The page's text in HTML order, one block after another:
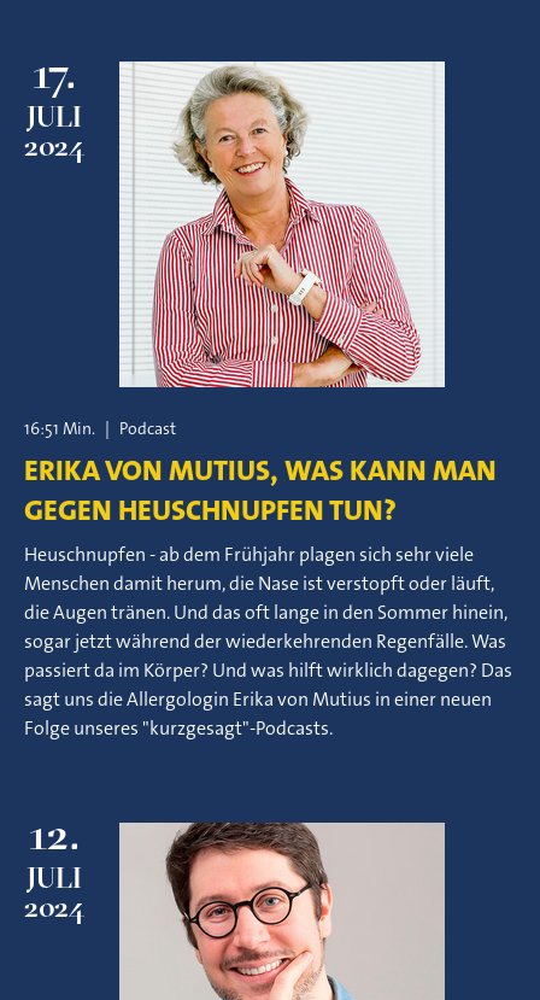
17.
JULI
2024
16:51 Min. | Podcast
ERIKA VON MUTIUS, WAS KANN MAN
GEGEN HEUSCHNUPFEN TUN?
Heuschnupfen - ab dem Frühjahr plagen sich sehr viele
Menschen damit herum, die Nase ist verstopft oder läuft,
die Augen tränen. Und das oft lange in den Sommer hinein,
sogar jetzt während der wiederkehrenden Regenfälle. Was
passiert da im Körper? Und was hilft wirklich dagegen? Das
sagt uns die Allergologin Erika von Mutius in einer neuen
Folge unseres "kurzgesagt"-Podcasts.
12.
JULI
2024